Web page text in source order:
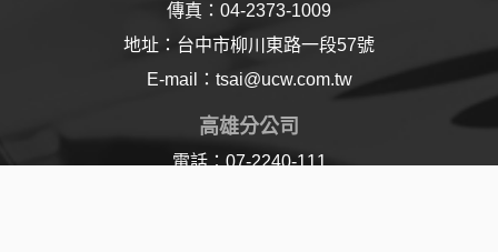
傳真：04-2373-1009
地址：台中市柳川東路一段57號
E-mail：tsai@ucw.com.tw
高雄分公司
電話：07-2240-111